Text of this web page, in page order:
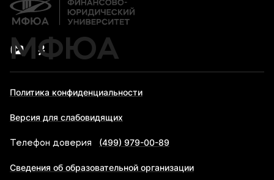
МФЮА
Политика конфиденциальности
Версия для слабовидящих
Телефон доверия (499) 979-00-89
Сведения об образовательной организации